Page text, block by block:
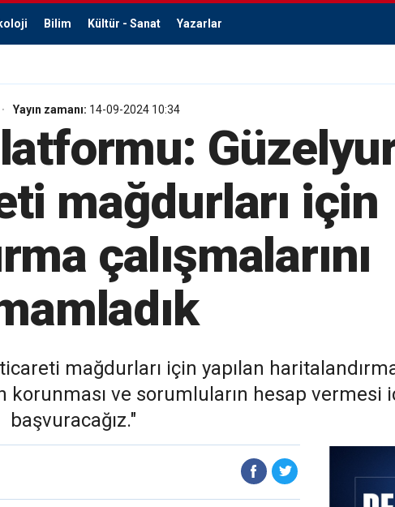
Bilim Kültür - Sanat Yazarlar
Yayın zamanı: 14-09-2024 10:34
mağdurları için
çalışmalarını
mağdurları için yapılan haritalandırma
korunması ve sorumluların hesap
başvuracağız."